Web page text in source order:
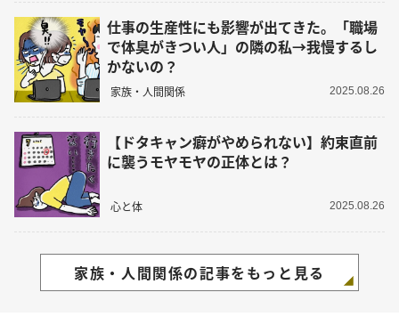
仕事の生産性にも影響が出てきた。「職場
で体臭がきつい人」の隣の私→我慢するし
かないの？
家族・人間関係 2025.08.26
【ドタキャン癖がやめられない】約束直前
に襲うモヤモヤの正体とは？
心と体 2025.08.26
家族・人間関係の記事をもっと見る